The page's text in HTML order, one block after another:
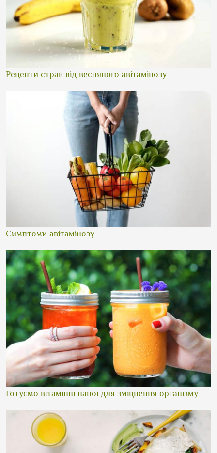
Рецепти страв від весняного авітамінозу
Симптоми авітамінозу
Готуємо вітамінні напої для зміцнення організму